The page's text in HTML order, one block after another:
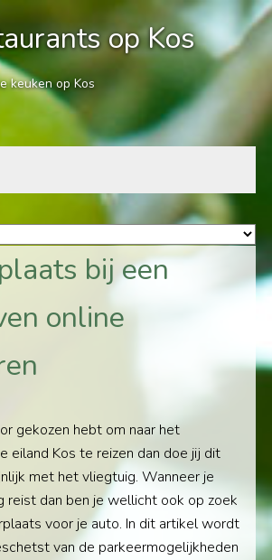
op Kos
keuken op Kos
bij een
online
gekozen hebt om naar het
eiland Kos te reizen dan doe jij dit
met het vliegtuig. Wanneer je
reist dan ben je wellicht ook op zoek
voor je auto. In dit artikel wordt
van de parkeermogelijkheden